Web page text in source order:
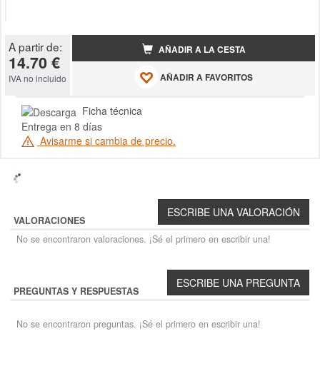
A partir de:
14.70 €
IVA no incluido
AÑADIR A LA CESTA
AÑADIR A FAVORITOS
Ficha técnica
Entrega en 8 días
Avisarme si cambia de precio.
VALORACIONES
No se encontraron valoraciones. ¡Sé el primero en escribir una!
PREGUNTAS Y RESPUESTAS
No se encontraron preguntas. ¡Sé el primero en escribir una!